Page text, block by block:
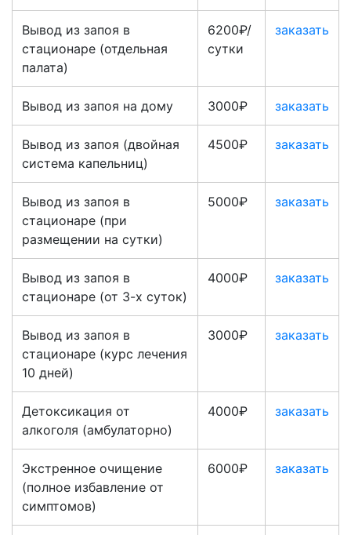
Вывод из запоя в
стационаре (отдельная
палата)
6200₽/
сутки
заказать
Вывод из запоя на дому 3000₽ заказать
Вывод из запоя (двойная
система капельниц)
4500₽ заказать
Вывод из запоя в
стационаре (при
размещении на сутки)
5000₽ заказать
Вывод из запоя в
стационаре (от 3-х суток)
4000₽ заказать
Вывод из запоя в
стационаре (курс лечения
10 дней)
3000₽ заказать
Детоксикация от
алкоголя (амбулаторно)
4000₽ заказать
Экстренное очищение
(полное избавление от
симптомов)
6000₽ заказать